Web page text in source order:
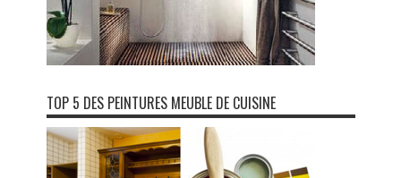
TOP 5 DES PEINTURES MEUBLE DE CUISINE